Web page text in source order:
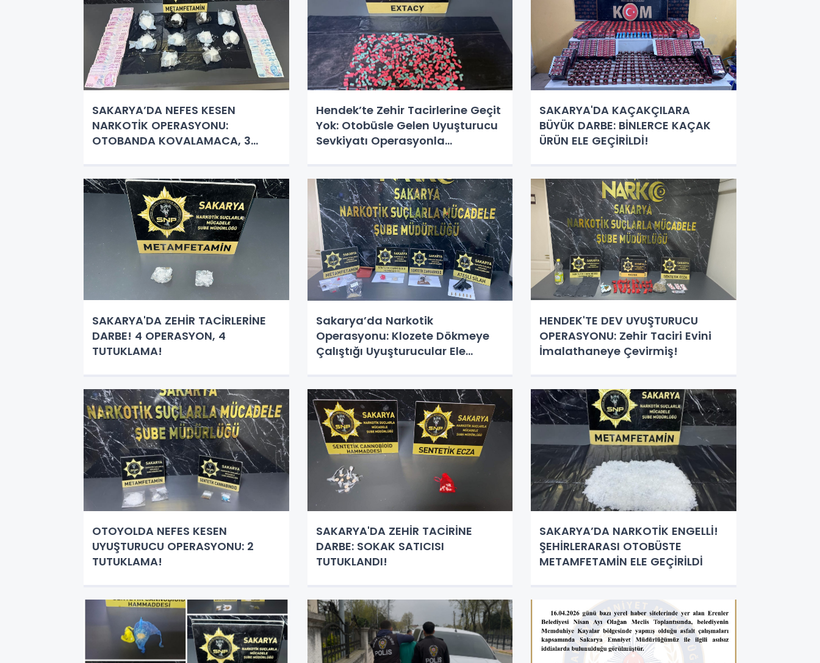
SAKARYA’DA NEFES KESEN
NARKOTİK OPERASYONU:
OTOBANDA KOVALAMACA, 3
Hendek’te Zehir Tacirlerine Geçit
Yok: Otobüsle Gelen Uyuşturucu
Sevkiyatı Operasyonla
SAKARYA'DA KAÇAKÇILARA
BÜYÜK DARBE: BİNLERCE KAÇAK
ÜRÜN ELE GEÇİRİLDİ!
SAKARYA'DA ZEHİR TACİRLERİNE
DARBE! 4 OPERASYON, 4
TUTUKLAMA!
Sakarya’da Narkotik
Operasyonu: Klozete Dökmeye
Çalıştığı Uyuşturucular Ele
HENDEK'TE DEV UYUŞTURUCU
OPERASYONU: Zehir Taciri Evini
İmalathaneye Çevirmiş!
OTOYOLDA NEFES KESEN
UYUŞTURUCU OPERASYONU: 2
TUTUKLAMA!
SAKARYA'DA ZEHİR TACİRİNE
DARBE: SOKAK SATICISI
TUTUKLANDI!
SAKARYA’DA NARKOTİK ENGELLİ!
ŞEHİRLERARASI OTOBÜSTE
METAMFETAMİN ELE GEÇİRİLDİ